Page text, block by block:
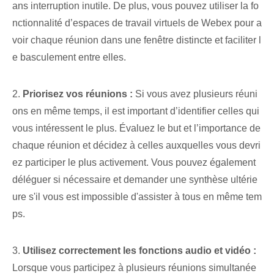
ans interruption inutile. De plus, vous pouvez utiliser la fo
nctionnalité d’espaces de travail virtuels de Webex pour a
voir chaque réunion dans une fenêtre distincte et faciliter l
e basculement entre elles.
2. Priorisez vos réunions : Si vous avez plusieurs réuni
ons en même temps, il est important d’identifier celles qui
vous intéressent le plus. Évaluez le but et l’importance de
chaque réunion et décidez à celles auxquelles vous devri
ez participer le plus activement. Vous pouvez également
déléguer si nécessaire et demander une synthèse ultérie
ure s'il vous est impossible d'assister à tous en même tem
ps.
3. Utilisez correctement les fonctions audio et vidéo :
Lorsque vous participez à plusieurs réunions simultanée